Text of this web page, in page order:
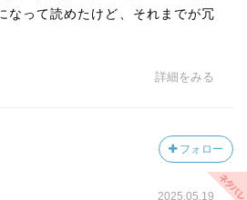
なって読めたけど、それまでが冗
詳細をみる
フォロー
2025.05.19